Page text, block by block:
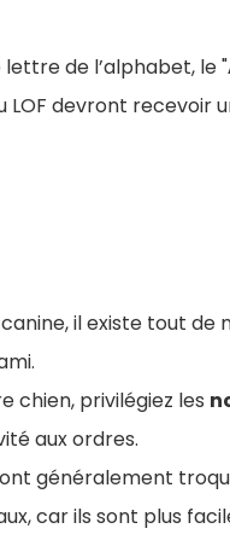
de l’alphabet, le "
LOF devront recevoir
il existe tout de
chien, privilégiez les
aux ordres.
généralement
car ils sont plus